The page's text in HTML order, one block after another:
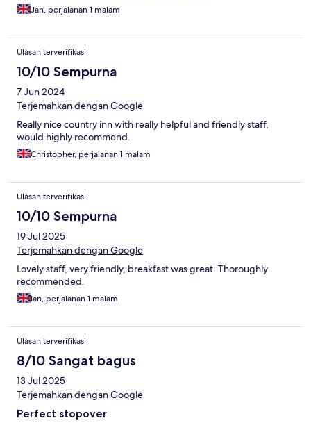
Jan, perjalanan 1 malam
Ulasan terverifikasi
10/10 Sempurna
7 Jun 2024
Terjemahkan dengan Google
Really nice country inn with really helpful and friendly staff,
would highly recommend.
Christopher, perjalanan 1 malam
Ulasan terverifikasi
10/10 Sempurna
19 Jul 2025
Terjemahkan dengan Google
Lovely staff, very friendly, breakfast was great. Thoroughly
recommended.
Ian, perjalanan 1 malam
Ulasan terverifikasi
8/10 Sangat bagus
13 Jul 2025
Terjemahkan dengan Google
Perfect stopover